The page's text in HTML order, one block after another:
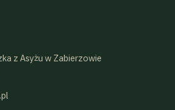
z Asyżu w Zabierzowie